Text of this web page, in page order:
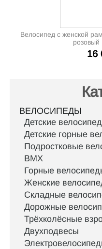
Велосипед с женской
розовый
16
ВЕЛОСИПЕДЫ
Детские
Детские горные
Подростковые
BMX
Горные
Женские
Складные
Дорожные
Трёхколёсные
Двухподвесы